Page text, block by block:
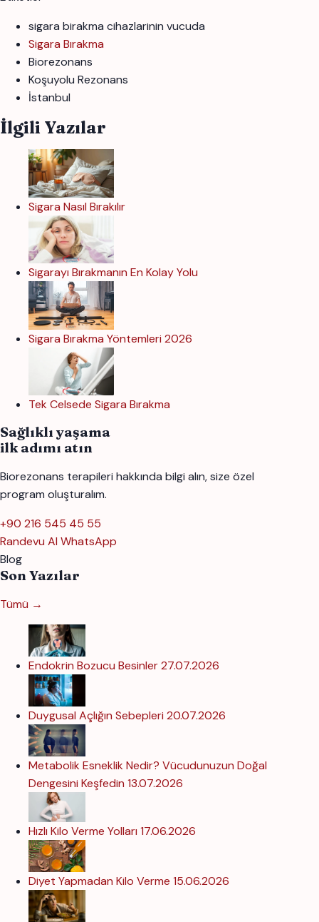
sigara birakma cihazlarinin vucuda
Sigara Bırakma
Biorezonans
Koşuyolu Rezonans
İstanbul
İlgili Yazılar
Sigara Nasıl Bırakılır
Sigarayı Bırakmanın En Kolay Yolu
Sigara Bırakma Yöntemleri 2026
Tek Celsede Sigara Bırakma
Sağlıklı yaşama
ilk adımı atın
Biorezonans terapileri hakkında bilgi alın, size özel
program oluşturalım.
+90 216 545 45 55
Randevu Al WhatsApp
Blog
Son Yazılar
Tümü →
Endokrin Bozucu Besinler27.07.2026
Duygusal Açlığın Sebepleri 20.07.2026
Metabolik Esneklik Nedir? Vücudunuzun Doğal
Dengesini Keşfedin 13.07.2026
Hızlı Kilo Verme Yolları 17.06.2026
Diyet Yapmadan Kilo Verme 15.06.2026